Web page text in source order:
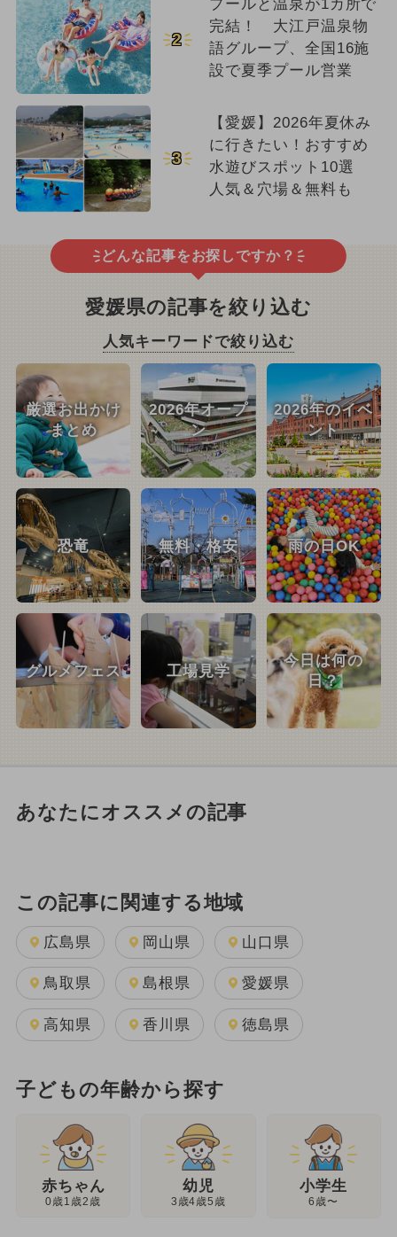
2
プールと温泉が1カ所で
完結！ 大江戸温泉物
語グループ、全国16施
設で夏季プール営業
3
【愛媛】2026年夏休み
に行きたい！おすすめ
水遊びスポット10選
人気＆穴場＆無料も
どんな記事をお探しですか？
愛媛県の記事を絞り込む
人気キーワードで絞り込む
厳選お出かけ
まとめ
2026年オープ
ン
2026年のイベ
ント
恐竜 無料・格安 雨の日OK
グルメフェス 工場見学
今日は何の
日？
あなたにオススメの記事
この記事に関連する地域
広島県 岡山県 山口県
鳥取県 島根県 愛媛県
高知県 香川県 徳島県
子どもの年齢から探す
赤ちゃん
0歳1歳2歳
幼児
3歳4歳5歳
小学生
6歳〜